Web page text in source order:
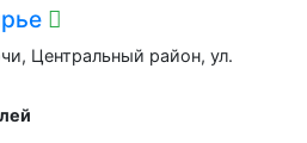
Центральный район, ул.